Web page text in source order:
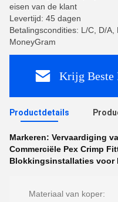
eisen van de klant
Levertijd: 45 dagen
Betalingscondities: L/C, D/A,
MoneyGram
Krijg Beste
Productdetails
Markeren: Vervaardiging
Commerciële Pex Crimp
Blokkingsinstallaties voor
Materiaal van koper: